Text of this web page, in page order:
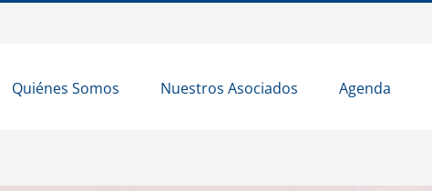
Quiénes Somos Nuestros Asociados Agenda